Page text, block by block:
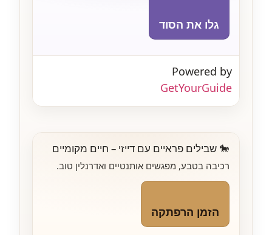
גלו את הסוד
Powered by
GetYourGuide
🐎 שבילים פראיים עם דייזי – חיים מקומיים
רכיבה בטבע, מפגשים אותנטיים ואדרנלין טוב.
הזמן הרפתקה